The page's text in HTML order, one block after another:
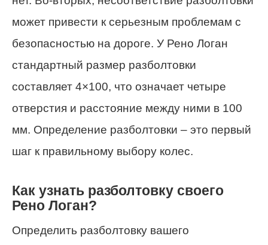
может привести к серьезным проблемам с
безопасностью на дороге. У Рено Логан
стандартный размер разболтовки
составляет 4×100, что означает четыре
отверстия и расстояние между ними в 100
мм. Определение разболтовки – это первый
шаг к правильному выбору колес.
Как узнать разболтовку своего
Рено Логан?
Определить разболтовку вашего